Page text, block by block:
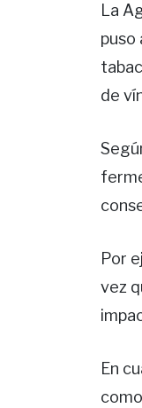
La
puso
de
Por
vez
En